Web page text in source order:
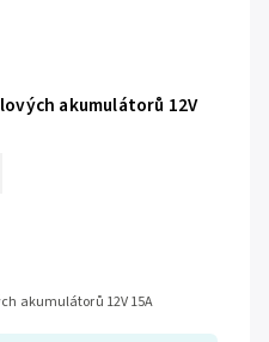
akumulátorů 12V
akumulátorů 12V 15A